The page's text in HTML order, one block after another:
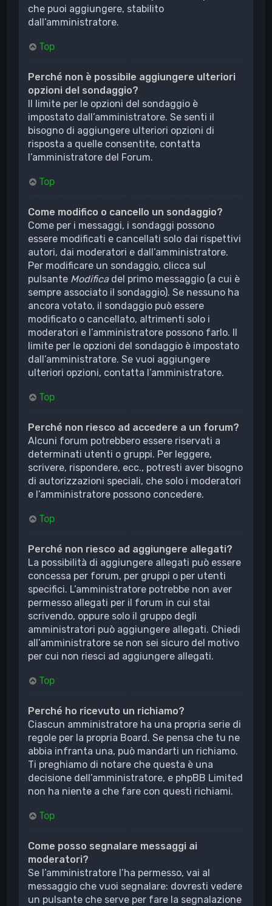
che puoi aggiungere, stabilito
dall’amministratore.
Top
Perché non è possibile aggiungere ulteriori
opzioni del sondaggio?
Il limite per le opzioni del sondaggio è
impostato dall’amministratore. Se senti il
bisogno di aggiungere ulteriori opzioni di
risposta a quelle consentite, contatta
l’amministratore del Forum.
Top
Come modifico o cancello un sondaggio?
Come per i messaggi, i sondaggi possono
essere modificati e cancellati solo dai rispettivi
autori, dai moderatori e dall’amministratore.
Per modificare un sondaggio, clicca sul
pulsante Modificadel primo messaggio (a cui è
sempre associato il sondaggio). Se nessuno ha
ancora votato, il sondaggio può essere
modificato o cancellato, altrimenti solo i
moderatori e l’amministratore possono farlo. Il
limite per le opzioni del sondaggio è impostato
dall’amministratore. Se vuoi aggiungere
ulteriori opzioni, contatta l’amministratore.
Top
Perché non riesco ad accedere a un forum?
Alcuni forum potrebbero essere riservati a
determinati utenti o gruppi. Per leggere,
scrivere, rispondere, ecc., potresti aver bisogno
di autorizzazioni speciali, che solo i moderatori
e l’amministratore possono concedere.
Top
Perché non riesco ad aggiungere allegati?
La possibilità di aggiungere allegati può essere
concessa per forum, per gruppi o per utenti
specifici. L’amministratore potrebbe non aver
permesso allegati per il forum in cui stai
scrivendo, oppure solo il gruppo degli
amministratori può aggiungere allegati. Chiedi
all’amministratore se non sei sicuro del motivo
per cui non riesci ad aggiungere allegati.
Top
Perché ho ricevuto un richiamo?
Ciascun amministratore ha una propria serie di
regole per la propria Board. Se pensa che tu ne
abbia infranta una, può mandarti un richiamo.
Ti preghiamo di notare che questa è una
decisione dell’amministratore, e phpBB Limited
non ha niente a che fare con questi richiami.
Top
Come posso segnalare messaggi ai
moderatori?
Se l’amministratore l’ha permesso, vai al
messaggio che vuoi segnalare: dovresti vedere
un pulsante che serve per fare la segnalazione